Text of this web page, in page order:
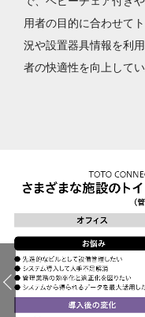
用者の目的に合わせて
況や設置器具情報を利
者の快適性を向上してい